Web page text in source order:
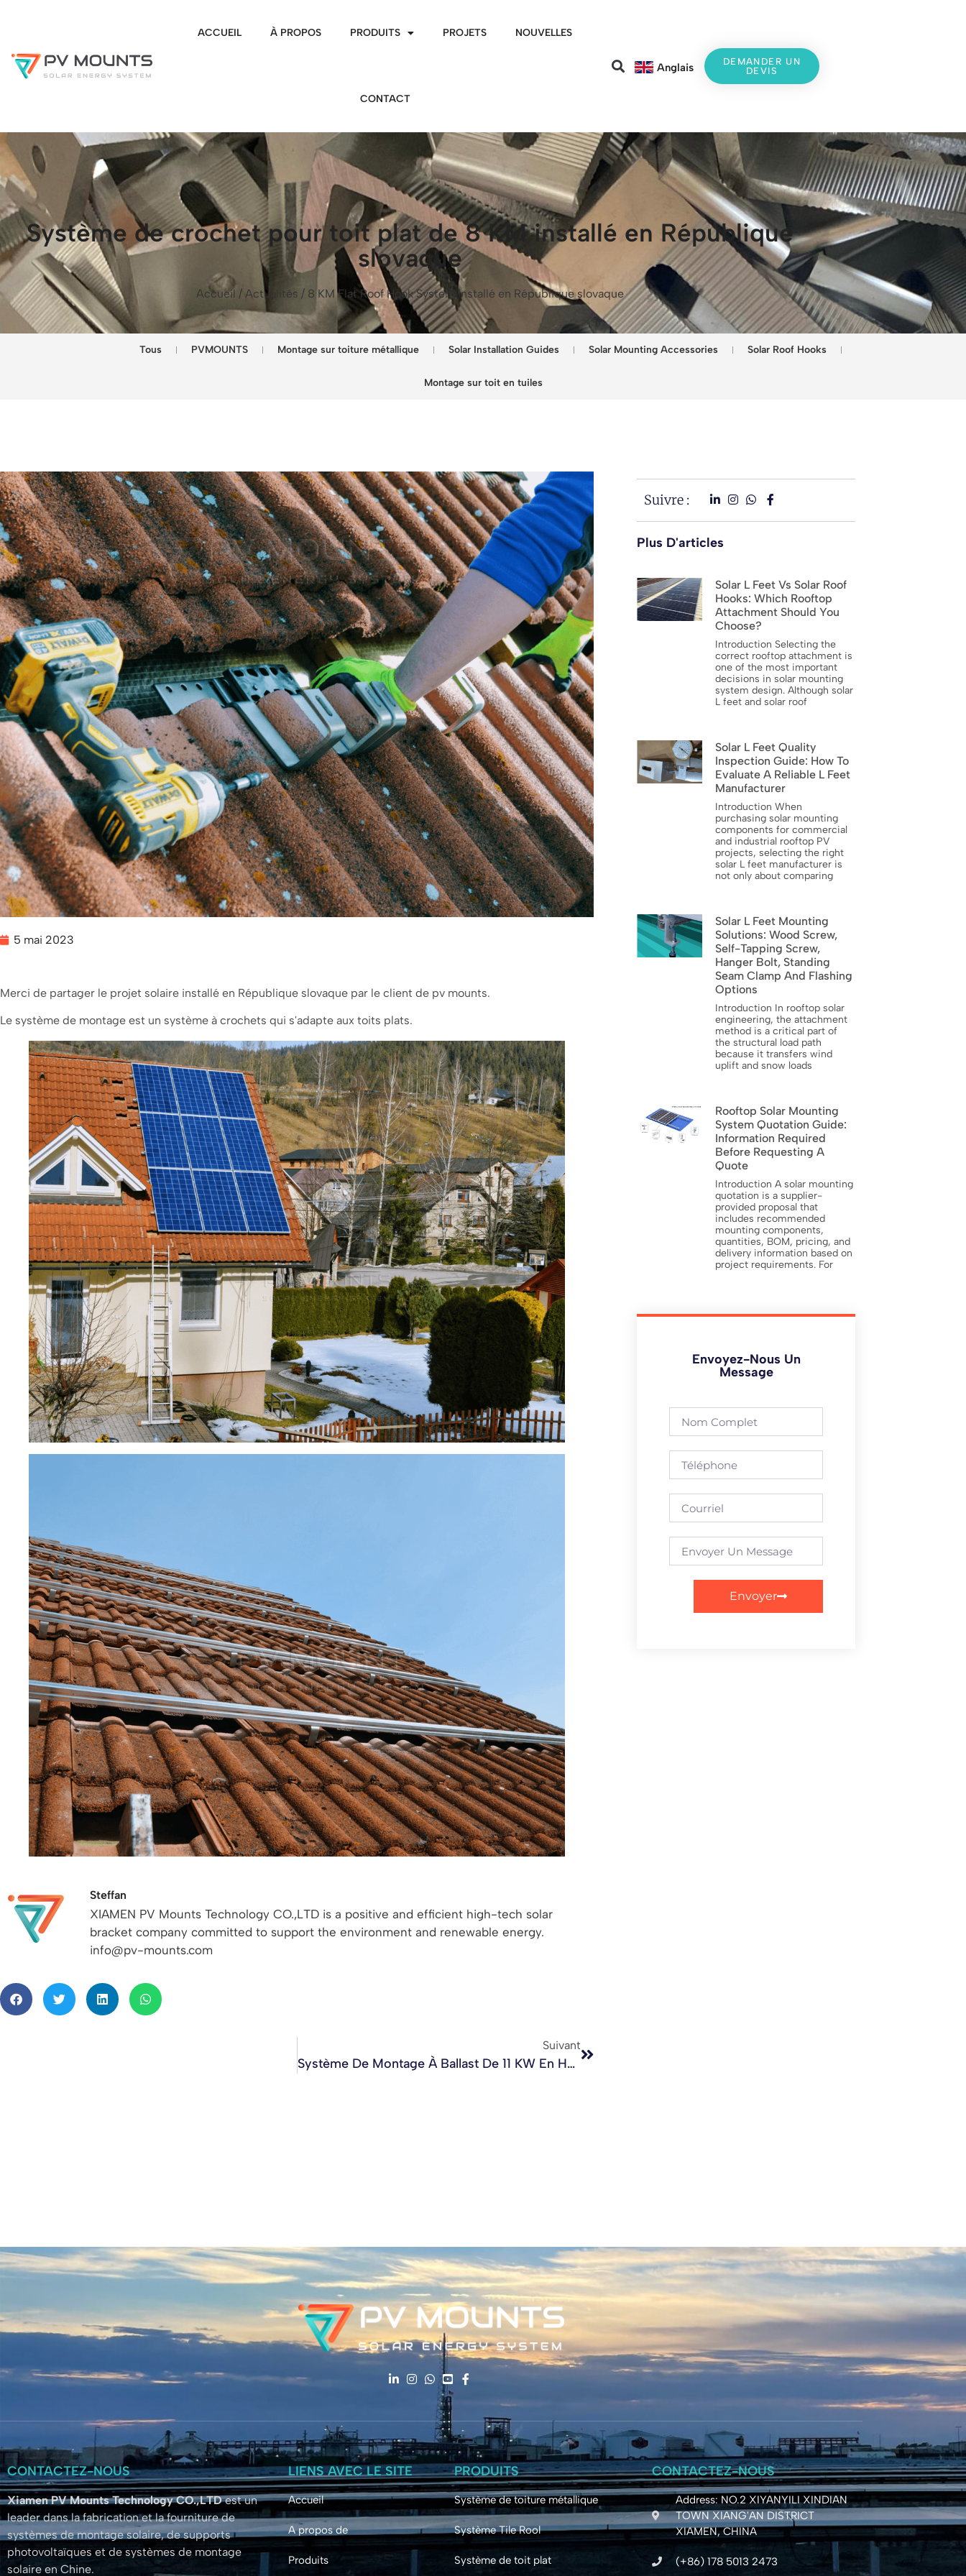
ACCUEIL À PROPOS PRODUITS PROJETS NOUVELLES
CONTACT
Anglais
DEMANDER UN
DEVIS
Système de crochet pour toit plat de 8 KM installé en République
slovaque
Accueil / Actualités / 8 KM Flat Roof Hook System installé en République slovaque
Tous PVMOUNTS Montage sur toiture métallique Solar Installation Guides Solar Mounting Accessories Solar Roof Hooks
Montage sur toit en tuiles
5 mai 2023
Merci de partager le projet solaire installé en République slovaque par le client de pv mounts.
Le système de montage est un système à crochets qui s'adapte aux toits plats.
Steffan
XIAMEN PV Mounts Technology CO.,LTD is a positive and efficient high-tech solar
bracket company committed to support the environment and renewable energy.
info@pv-mounts.com
Suivant
Système De Montage À Ballast De 11 KW En Hongrie
Suivre :
Plus D'articles
Solar L Feet Vs Solar Roof
Hooks: Which Rooftop
Attachment Should You
Choose?
Introduction Selecting the
correct rooftop attachment is
one of the most important
decisions in solar mounting
system design. Although solar
L feet and solar roof
Solar L Feet Quality
Inspection Guide: How To
Evaluate A Reliable L Feet
Manufacturer
Introduction When
purchasing solar mounting
components for commercial
and industrial rooftop PV
projects, selecting the right
solar L feet manufacturer is
not only about comparing
Solar L Feet Mounting
Solutions: Wood Screw,
Self-Tapping Screw,
Hanger Bolt, Standing
Seam Clamp And Flashing
Options
Introduction In rooftop solar
engineering, the attachment
method is a critical part of
the structural load path
because it transfers wind
uplift and snow loads
Rooftop Solar Mounting
System Quotation Guide:
Information Required
Before Requesting A
Quote
Introduction A solar mounting
quotation is a supplier-
provided proposal that
includes recommended
mounting components,
quantities, BOM, pricing, and
delivery information based on
project requirements. For
Envoyez-Nous Un
Message
Envoyer
CONTACTEZ-NOUS
Xiamen PV Mounts Technology CO.,LTDest un
leader dans la fabrication et la fourniture de
systèmes de montage solaire, de supports
photovoltaïques et de systèmes de montage
solaire en Chine.
LIENS AVEC LE SITE
Accueil
A propos de
Produits
PRODUITS
Système de toiture métallique
Système Tile Rool
Système de toit plat
CONTACTEZ-NOUS
Address: NO.2 XIYANYILI XINDIAN
TOWN XIANG'AN DISTRICT
XIAMEN, CHINA
(+86) 178 5013 2473